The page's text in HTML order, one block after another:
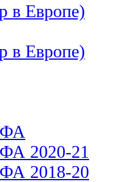
в Европе)
в Европе)
2020-21
2018-20